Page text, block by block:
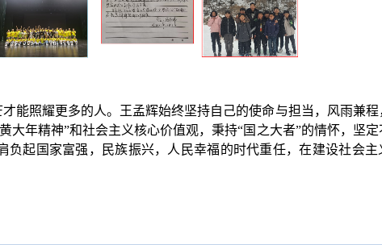
能照耀更多的人。王孟辉始终坚持自己的使命与担当，风雨兼程
大年精神”和社会主义核心价值观，秉持“国之大者”的情怀，坚定
负起国家富强，民族振兴，人民幸福的时代重任，在建设社会主